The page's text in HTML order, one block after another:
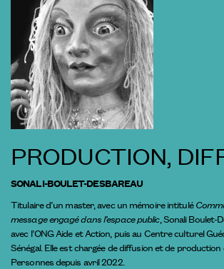
PRODUCTION,
SONALI-BOULET-DESBAREAU
Titulaire d’un master, avec un mémoire intitulé
message engagé dans l’espace public, Sonali Boulet-
avec l’ONG Aide et Action, puis au Centre culturel
Sénégal. Elle est chargée de diffusion et de production
Personnes depuis avril 2022.